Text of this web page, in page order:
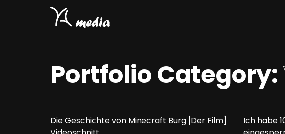
Portfolio Category:
Die Geschichte von Minecraft Burg [Der Film]
Ich habe